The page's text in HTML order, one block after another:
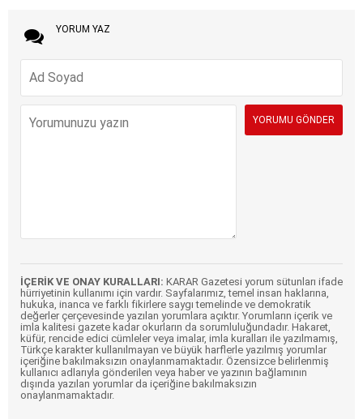
YORUM YAZ
İÇERİK VE ONAY KURALLARI: KARAR Gazetesi yorum sütunları ifade
hürriyetinin kullanımı için vardır. Sayfalarımız, temel insan haklarına,
hukuka, inanca ve farklı fikirlere saygı temelinde ve demokratik
değerler çerçevesinde yazılan yorumlara açıktır. Yorumların içerik ve
imla kalitesi gazete kadar okurların da sorumluluğundadır. Hakaret,
küfür, rencide edici cümleler veya imalar, imla kuralları ile yazılmamış,
Türkçe karakter kullanılmayan ve büyük harflerle yazılmış yorumlar
içeriğine bakılmaksızın onaylanmamaktadır. Özensizce belirlenmiş
kullanıcı adlarıyla gönderilen veya haber ve yazının bağlamının
dışında yazılan yorumlar da içeriğine bakılmaksızın
onaylanmamaktadır.